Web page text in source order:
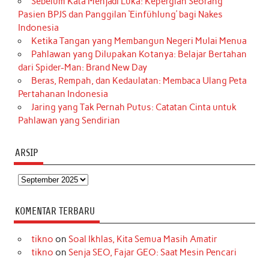
Pasien BPJS dan Panggilan ‘Einfühlung’ bagi Nakes
Indonesia
Ketika Tangan yang Membangun Negeri Mulai Menua
Pahlawan yang Dilupakan Kotanya: Belajar Bertahan
dari Spider-Man: Brand New Day
Beras, Rempah, dan Kedaulatan: Membaca Ulang Peta
Pertahanan Indonesia
Jaring yang Tak Pernah Putus: Catatan Cinta untuk
Pahlawan yang Sendirian
ARSIP
Arsip
KOMENTAR TERBARU
tikno on Soal Ikhlas, Kita Semua Masih Amatir
tikno on Senja SEO, Fajar GEO: Saat Mesin Pencari